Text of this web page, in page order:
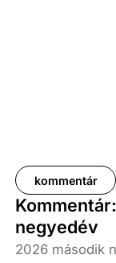
kommentár
negyedév
2026 második